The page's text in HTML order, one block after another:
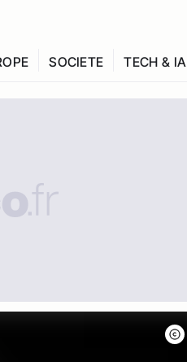
SOCIETE TECH & IA